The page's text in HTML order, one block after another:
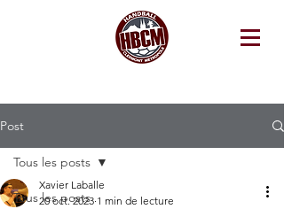
Post
Tous les posts
Tous les posts
Xavier Laballe
20 oct. 2023 1 min de lecture